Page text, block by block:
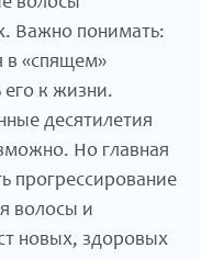
Важно понимать:
в «спящем»
его к жизни.
десятилетия
Но главная
прогрессирование
волосы и
новых, здоровых